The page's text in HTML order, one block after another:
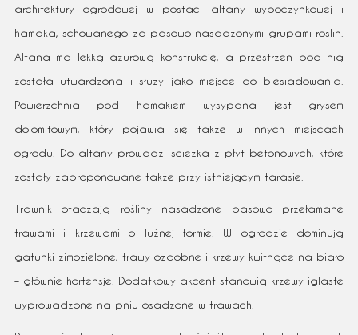
architektury ogrodowej w postaci altany wypoczynkowej i
hamaka, schowanego za pasowo nasadzonymi grupami roślin.
Altana ma lekką ażurową konstrukcję, a przestrzeń pod nią
została utwardzona i służy jako miejsce do biesiadowania.
Powierzchnia pod hamakiem wysypana jest grysem
dolomitowym, który pojawia się także w innych miejscach
ogrodu. Do altany prowadzi ścieżka z płyt betonowych, które
zostały zaproponowane także przy istniejącym tarasie.
Trawnik otaczają rośliny nasadzone pasowo przełamane
trawami i krzewami o luźnej formie. W ogrodzie dominują
gatunki zimozielone, trawy ozdobne i krzewy kwitnące na biało
– głównie hortensje. Dodatkowy akcent stanowią krzewy iglaste
wyprowadzone na pniu osadzone w trawach.